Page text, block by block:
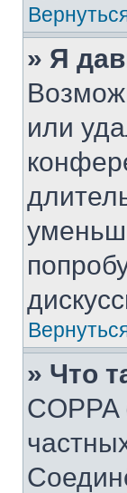
» Я
или
» Что